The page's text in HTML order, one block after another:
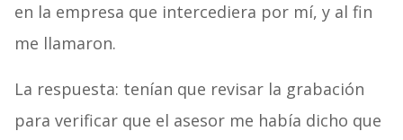
en la empresa que intercediera por mí, y al fin
me llamaron.
La respuesta: tenían que revisar la grabación
para verificar que el asesor me había dicho que